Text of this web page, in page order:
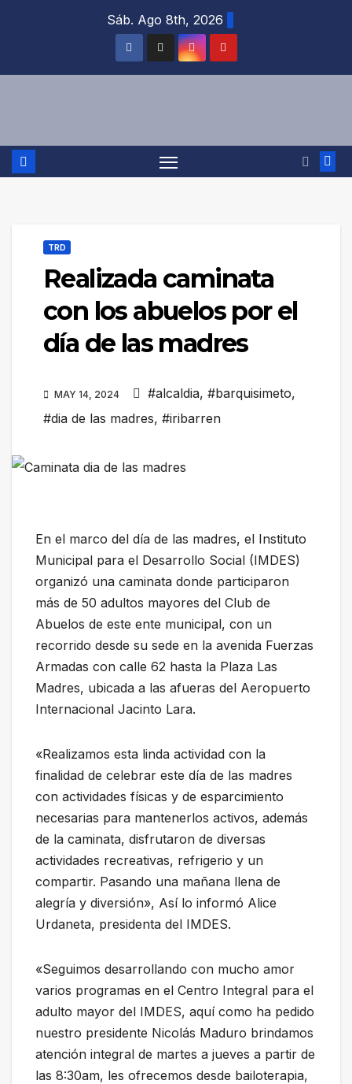
Sáb. Ago 8th, 2026
TRD
Realizada caminata
con los abuelos por el
día de las madres
MAY 14, 2024 #alcaldia, #barquisimeto,
#dia de las madres, #iribarren
En el marco del día de las madres, el Instituto
Municipal para el Desarrollo Social (IMDES)
organizó una caminata donde participaron
más de 50 adultos mayores del Club de
Abuelos de este ente municipal, con un
recorrido desde su sede en la avenida Fuerzas
Armadas con calle 62 hasta la Plaza Las
Madres, ubicada a las afueras del Aeropuerto
Internacional Jacinto Lara.
«Realizamos esta linda actividad con la
finalidad de celebrar este día de las madres
con actividades físicas y de esparcimiento
necesarias para mantenerlos activos, además
de la caminata, disfrutaron de diversas
actividades recreativas, refrigerio y un
compartir. Pasando una mañana llena de
alegría y diversión», Así lo informó Alice
Urdaneta, presidenta del IMDES.
«Seguimos desarrollando con mucho amor
varios programas en el Centro Integral para el
adulto mayor del IMDES, aquí como ha pedido
nuestro presidente Nicolás Maduro brindamos
atención integral de martes a jueves a partir de
las 8:30am, les ofrecemos desde bailoterapia,